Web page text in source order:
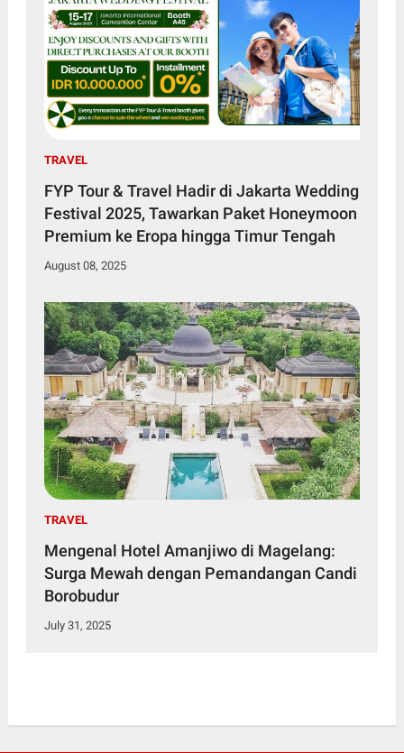
TRAVEL
FYP Tour & Travel Hadir di Jakarta Wedding
Festival 2025, Tawarkan Paket Honeymoon
Premium ke Eropa hingga Timur Tengah
August 08, 2025
TRAVEL
Mengenal Hotel Amanjiwo di Magelang:
Surga Mewah dengan Pemandangan Candi
Borobudur
July 31, 2025